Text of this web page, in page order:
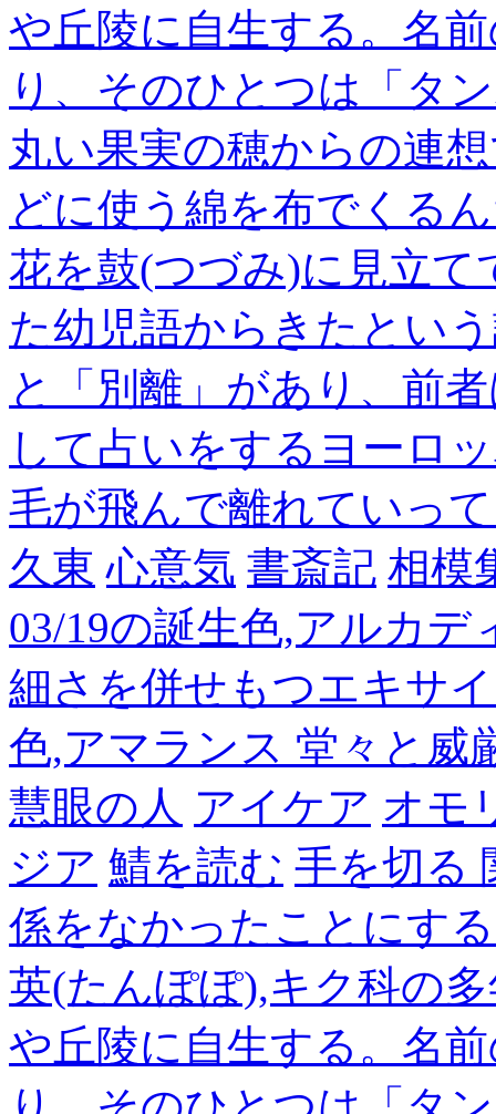
や丘陵に自生する。名
り、そのひとつは「タ
丸い果実の穂からの連
どに使う綿を布でくる
花を鼓(つづみ)に見立
た幼児語からきたとい
と「別離」があり、前
して占いをするヨーロ
毛が飛んで離れていっ
久東 心意気 書斎記 相模
03/19の誕生色,アルカ
細さを併せもつエキサ
色,アマランス 堂々と威
慧眼の人 アイケア オモ
ジア 鯖を読む 手を切る
係をなかったことにす
英(たんぽぽ),キク科の
や丘陵に自生する。名